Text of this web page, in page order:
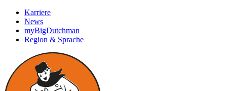
Karriere
News
myBigDutchman
Region & Sprache